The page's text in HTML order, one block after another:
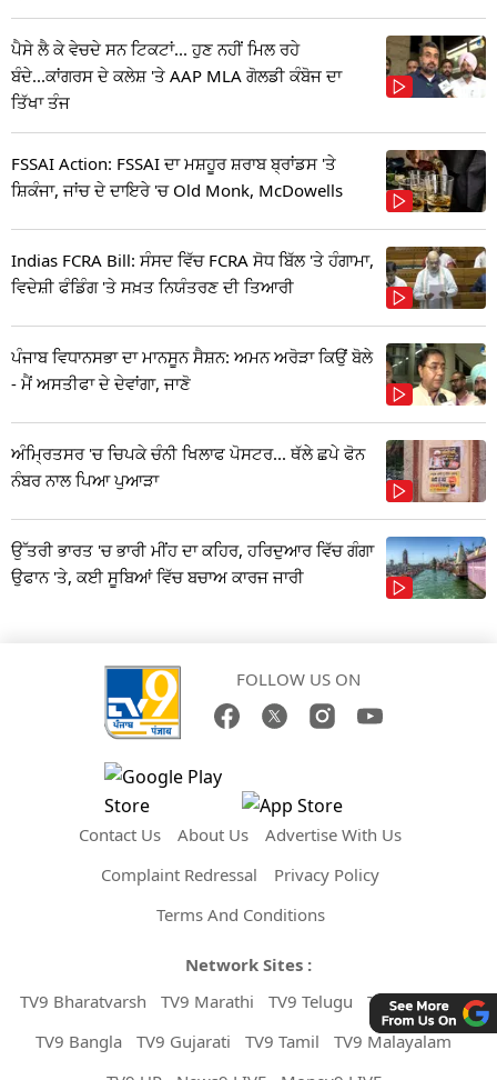
ਪੈਸੇ ਲੈ ਕੇ ਵੇਚਦੇ ਸਨ ਟਿਕਟਾਂ... ਹੁਣ ਨਹੀਂ ਮਿਲ ਰਹੇ
ਬੰਦੇ...ਕਾਂਗਰਸ ਦੇ ਕਲੇਸ਼ 'ਤੇ AAP MLA ਗੋਲਡੀ ਕੰਬੋਜ ਦਾ
ਤਿੱਖਾ ਤੰਜ
FSSAI Action: FSSAI ਦਾ ਮਸ਼ਹੂਰ ਸ਼ਰਾਬ ਬ੍ਰਾਂਡਸ 'ਤੇ
ਸ਼ਿਕੰਜਾ, ਜਾਂਚ ਦੇ ਦਾਇਰੇ 'ਚ Old Monk, McDowells
Indias FCRA Bill: ਸੰਸਦ ਵਿੱਚ FCRA ਸੋਧ ਬਿੱਲ 'ਤੇ ਹੰਗਾਮਾ,
ਵਿਦੇਸ਼ੀ ਫੰਡਿੰਗ 'ਤੇ ਸਖ਼ਤ ਨਿਯੰਤਰਣ ਦੀ ਤਿਆਰੀ
ਪੰਜਾਬ ਵਿਧਾਨਸਭਾ ਦਾ ਮਾਨਸੂਨ ਸੈਸ਼ਨ: ਅਮਨ ਅਰੋੜਾ ਕਿਉਂ ਬੋਲੇ
- ਮੈਂ ਅਸਤੀਫਾ ਦੇ ਦੇਵਾਂਗਾ, ਜਾਣੋ
ਅੰਮ੍ਰਿਤਸਰ 'ਚ ਚਿਪਕੇ ਚੰਨੀ ਖਿਲਾਫ ਪੋਸਟਰ... ਥੱਲੇ ਛਪੇ ਫੋਨ
ਨੰਬਰ ਨਾਲ ਪਿਆ ਪੁਆੜਾ
ਉੱਤਰੀ ਭਾਰਤ 'ਚ ਭਾਰੀ ਮੀਂਹ ਦਾ ਕਹਿਰ, ਹਰਿਦੁਆਰ ਵਿੱਚ ਗੰਗਾ
ਉਫਾਨ 'ਤੇ, ਕਈ ਸੂਬਿਆਂ ਵਿੱਚ ਬਚਾਅ ਕਾਰਜ ਜਾਰੀ
FOLLOW US ON
Contact Us About Us
Advertise With Us
Complaint Redressal
Privacy Policy
Terms And Conditions
Network Sites :
TV9 Bharatvarsh
TV9 Marathi TV9 Telugu
TV9 Kannada
TV9 Bangla
TV9 Gujarati TV9 Tamil
TV9 Malayalam